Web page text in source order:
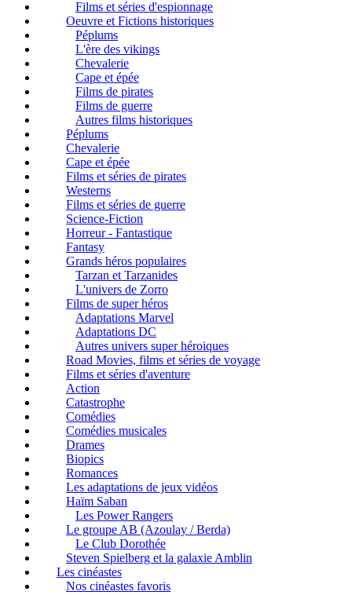
Films et séries d'espionnage
Oeuvre et Fictions historiques
Péplums
L'ère des vikings
Chevalerie
Cape et épée
Films de pirates
Films de guerre
Autres films historiques
Péplums
Chevalerie
Cape et épée
Films et séries de pirates
Westerns
Films et séries de guerre
Science-Fiction
Horreur - Fantastique
Fantasy
Grands héros populaires
Tarzan et Tarzanides
L'univers de Zorro
Films de super héros
Adaptations Marvel
Adaptations DC
Autres univers super héroiques
Road Movies, films et séries de voyage
Films et séries d'aventure
Action
Catastrophe
Comédies
Comédies musicales
Drames
Biopics
Romances
Les adaptations de jeux vidéos
Haïm Saban
Les Power Rangers
Le groupe AB (Azoulay / Berda)
Le Club Dorothée
Steven Spielberg et la galaxie Amblin
Les cinéastes
Nos cinéastes favoris